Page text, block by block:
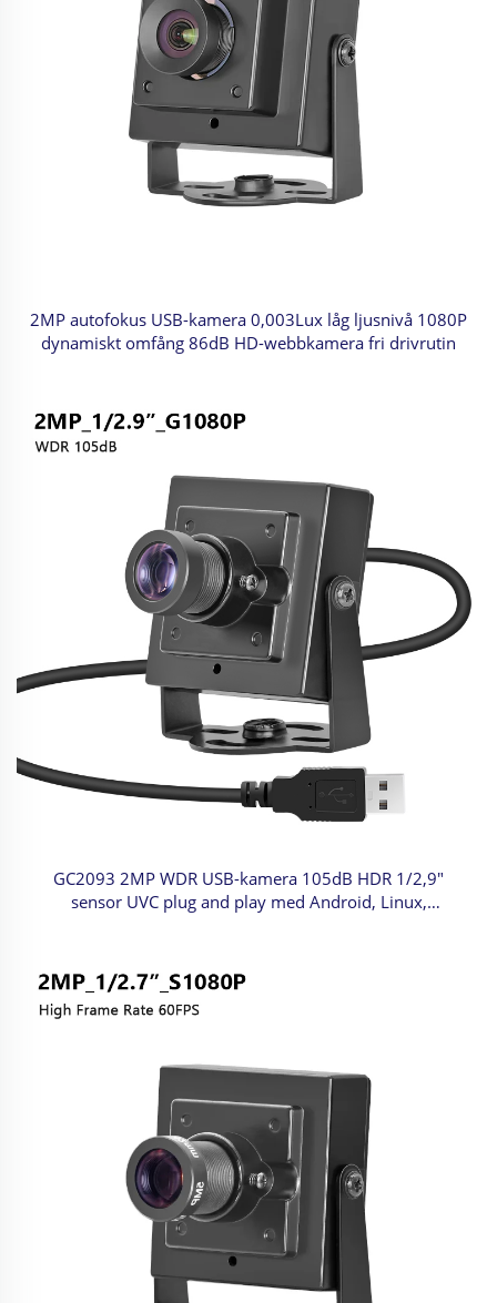
2MP autofokus USB-kamera 0,003Lux låg ljusnivå 1080P
dynamiskt omfång 86dB HD-webbkamera fri drivrutin
GC2093 2MP WDR USB-kamera 105dB HDR 1/2,9"
sensor UVC plug and play med Android, Linux,